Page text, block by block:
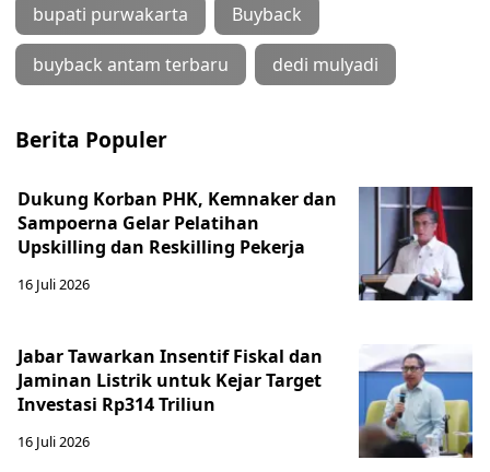
bupati purwakarta Buyback
buyback antam terbaru dedi mulyadi
Berita Populer
Dukung Korban PHK, Kemnaker dan
Sampoerna Gelar Pelatihan
Upskilling dan Reskilling Pekerja
16 Juli 2026
Jabar Tawarkan Insentif Fiskal dan
Jaminan Listrik untuk Kejar Target
Investasi Rp314 Triliun
16 Juli 2026